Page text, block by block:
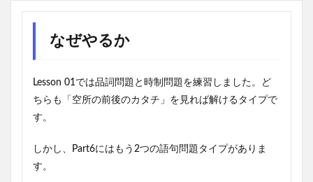
なぜやるか
Lesson 01では品詞問題と時制問題を練習しました。ど
ちらも「空所の前後のカタチ」を見れば解けるタイプで
す。
しかし、Part6にはもう2つの語句問題タイプがありま
す。